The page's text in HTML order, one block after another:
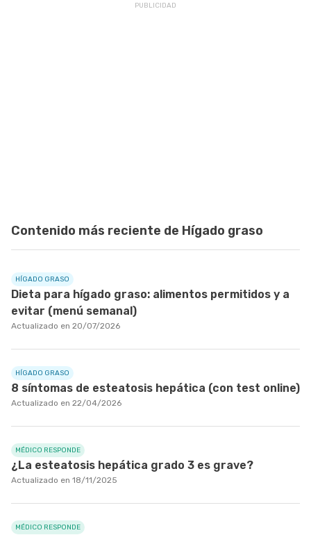
Contenido más reciente de Hígado graso
HÍGADO GRASO
Dieta para hígado graso: alimentos permitidos y a
evitar (menú semanal)
Actualizado en 20/07/2026
HÍGADO GRASO
8 síntomas de esteatosis hepática (con test online)
Actualizado en 22/04/2026
MÉDICO RESPONDE
¿La esteatosis hepática grado 3 es grave?
Actualizado en 18/11/2025
MÉDICO RESPONDE